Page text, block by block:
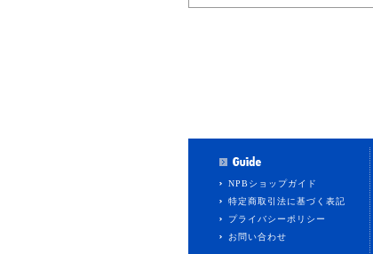
NPBショップガイド
特定商取引法に基づく表記
プライバシーポリシー
お問い合わせ